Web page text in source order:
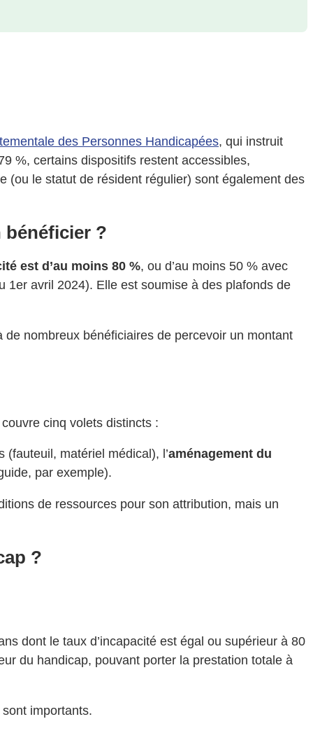
des Personnes Handicapées, qui instruit
%, certains dispositifs restent accessibles,
(ou le statut de résident régulier) sont également des
bénéficier ?
est d’au moins 80 %, ou d’au moins 50 % avec
1er avril 2024). Elle est soumise à des plafonds de
nombreux bénéficiaires de percevoir un montant
cinq volets distincts :
matériel médical), l’aménagement du
par exemple).
de ressources pour son attribution, mais un
?
dont le taux d’incapacité est égal ou supérieur à 80
du handicap, pouvant porter la prestation totale à
importants.